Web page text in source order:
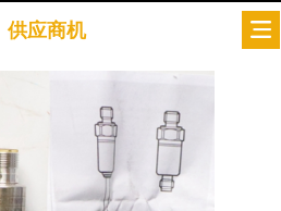
供应商机